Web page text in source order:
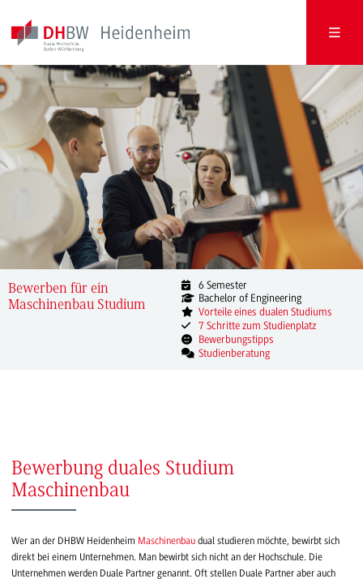
Bewerben für ein
Maschinenbau Studium
6 Semester
Bachelor of Engineering
Vorteile eines dualen Studiums
7 Schritte zum Studienplatz
Bewerbungstipps
Studienberatung
Bewerbung duales Studium
Maschinenbau
Wer an der DHBW Heidenheim Maschinenbau dual studieren möchte, bewirbt sich
direkt bei einem Unternehmen. Man bewirbt sich nicht an der Hochschule. Die
Unternehmen werden Duale Partner genannt. Oft stellen Duale Partner aber auch